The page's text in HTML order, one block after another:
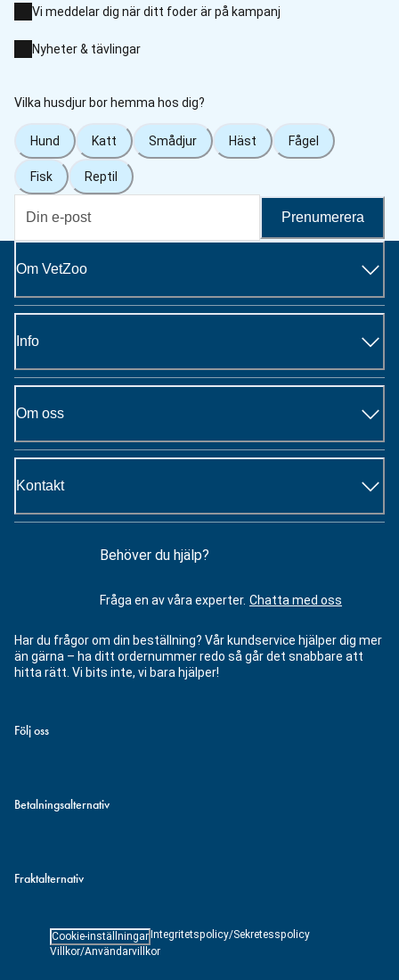
Vi meddelar dig när ditt foder är på kampanj
Nyheter & tävlingar
Vilka husdjur bor hemma hos dig?
Hund Katt Smådjur Häst Fågel
Fisk Reptil
Prenumerera
Om VetZoo
Info
Om oss
Kontakt
Behöver du hjälp?
Fråga en av våra experter. Chatta med oss
Har du frågor om din beställning? Vår kundservice hjälper dig mer
än gärna – ha ditt ordernummer redo så går det snabbare att
hitta rätt. Vi bits inte, vi bara hjälper!
Följ oss
Betalningsalternativ
Fraktalternativ
Cookie-inställningar Integritetspolicy/Sekretesspolicy
Villkor/Användarvillkor